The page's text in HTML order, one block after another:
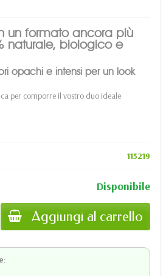
un formato ancora più
naturale, biologico e
opachi e intensi per un look
per comporre il vostro duo ideale
115219
Disponibile
Aggiungi al carrello
: